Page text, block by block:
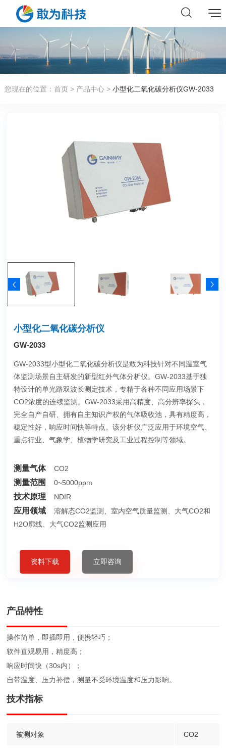
您现在的位置： 首页> 产品中心> 小型化二氧化碳分析仪GW-2033
小型化二氧化碳分析仪
GW-2033
GW-2033型小型化二氧化碳分析仪是敢为科技针对不同温室气
体监测场景自主研发的新型红外气体分析仪。GW-2033基于独
特设计的单光路双波长测定技术，专精于各种不同应用场景下
CO2浓度的连续监测。GW-2033采用高精度、高分辨率探头，
完全自产自研、拥有自主知识产权的气体吸收池，具有精度高，
稳定性好，响应时间快等特点。该分析仪广泛应用于环境空气、
重点行业、气象学、植物学研究及工业过程控制等领域。
测量气体 CO2
测量范围 0~5000ppm
技术原理 NDIR
应用领域
溶解态CO2监测、室内空气质量监测、大气CO2和
H2O廓线、大气CO2监测应用
资料下载 立即咨询
产品特性
操作简单，即插即用，便携轻巧；
软件直观易用，精度高；
响应时间快（30s内）；
自带温度、压力补偿，测量不受环境温度和压力影响。
技术指标
被测对象 CO2